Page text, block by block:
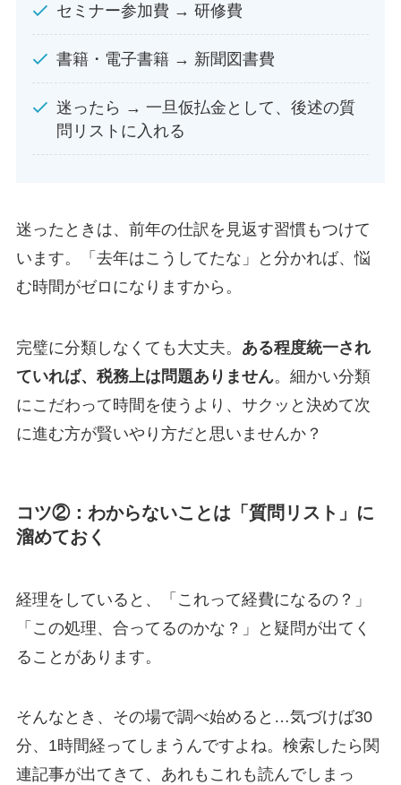
セミナー参加費 → 研修費
書籍・電子書籍 → 新聞図書費
迷ったら → 一旦仮払金として、後述の質
問リストに入れる
迷ったときは、前年の仕訳を見返す習慣もつけて
います。「去年はこうしてたな」と分かれば、悩
む時間がゼロになりますから。
完璧に分類しなくても大丈夫。 ある程度統一され
ていれば、税務上は問題ありません。細かい分類
にこだわって時間を使うより、サクッと決めて次
に進む方が賢いやり方だと思いませんか？
コツ②：わからないことは「質問リスト」に
溜めておく
経理をしていると、「これって経費になるの？」
「この処理、合ってるのかな？」と疑問が出てく
ることがあります。
そんなとき、その場で調べ始めると…気づけば30
分、1時間経ってしまうんですよね。検索したら関
連記事が出てきて、あれもこれも読んでしまっ